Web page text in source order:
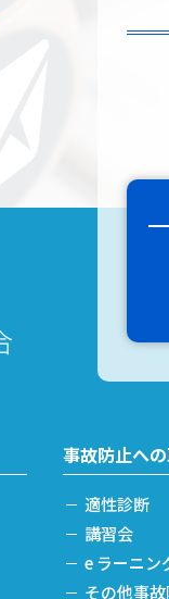
事故防止へ
適性診断
講習会
e ラーニン
その他事